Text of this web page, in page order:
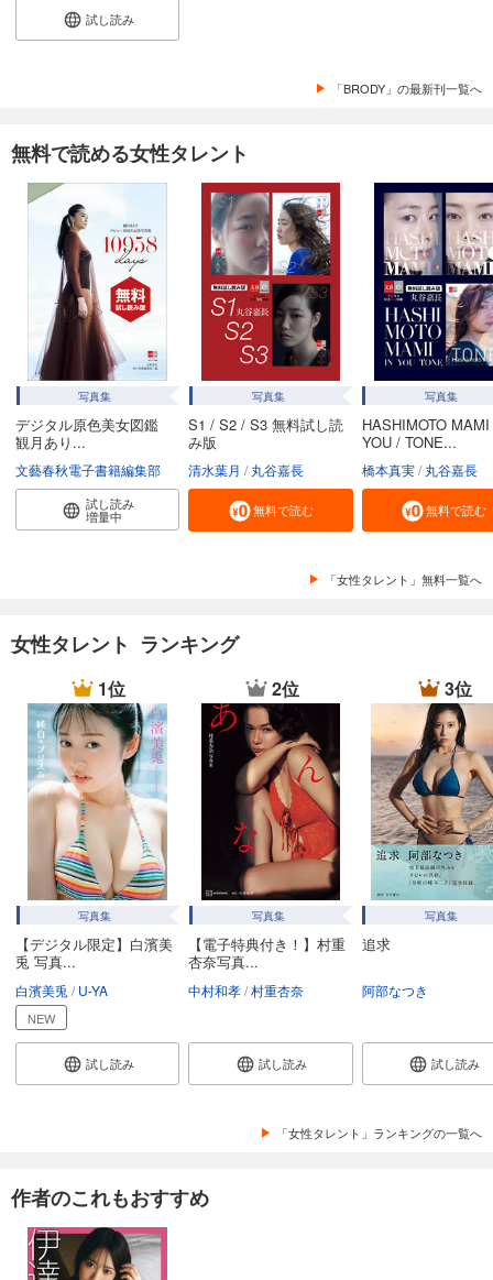
試し読み
「BRODY」の最新刊一覧へ
無料で読める女性タレント
写真集
デジタル原色美女図鑑
観月あり...
文藝春秋電子書籍編集部
試し読み
増量中
写真集
S1 / S2 / S3 無料試し読
み版
清水葉月 丸谷嘉長
無料で読む
写真集
HASHIMOTO
YOU / TONE...
橋本真実 丸谷嘉長
無料で読む
「女性タレント」無料一覧へ
女性タレント ランキング
1位
写真集
【デジタル限定】白濱美
兎 写真...
白濱美兎 U-YA
NEW
試し読み
2位
写真集
【電子特典付き！】村重
杏奈写真...
中村和孝 村重杏奈
試し読み
3位
写真集
追求
阿部なつき
試し読み
「女性タレント」ランキングの一覧へ
作者のこれもおすすめ